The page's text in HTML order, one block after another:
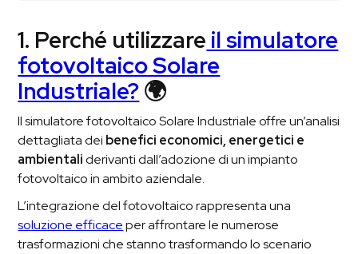
1. Perché utilizzare il simulatore
fotovoltaico Solare
Industriale?🌍
Il simulatore fotovoltaico Solare Industriale offre un’analisi
dettagliata dei benefici economici, energetici e
ambientaliderivanti dall’adozione di un impianto
fotovoltaico in ambito aziendale.
L’integrazione del fotovoltaico rappresenta una
soluzione efficaceper affrontare le numerose
trasformazioni che stanno trasformando lo scenario